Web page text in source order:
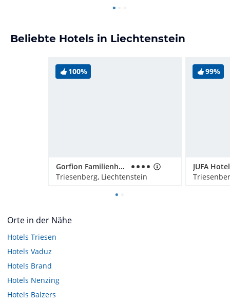
Beliebte Hotels in Liechtenstein
100%
Gorfion Familienhotel Liechtenstein
Triesenberg, Liechtenstein
99%
JUFA
Orte in der Nähe
Hotels Triesen
Hotels Vaduz
Hotels Brand
Hotels Nenzing
Hotels Balzers